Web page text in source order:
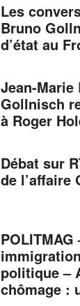
Les
Bruno
d’état au
Jean-Marie
Gollnisch
à Roger
Débat sur
de l’affaire
POLITMAG
politique –
chômage :